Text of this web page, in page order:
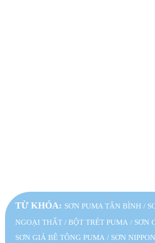
TỪ KHÓA: SƠN PUMA TÂN BÌNH /
NGOẠI THẤT / BỘT TRÉT PUMA / SƠN
SƠN GIẢ BÊ TÔNG PUMA / SƠN